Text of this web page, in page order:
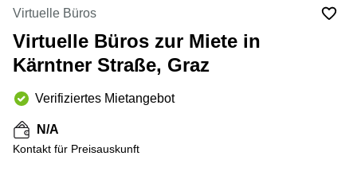
Salzburg
Business
Center
Salzburg
Coworking
Seminarraum
Salzburg
Wienerbergstraße
11/12A
Simmeringer
Hauptstrasse
Tabor
36
Virtuelle Büros
Virtuelle Büros zur Miete in
Kärntner Straße, Graz
Verifiziertes Mietangebot
N/A
Kontakt für Preisauskunft